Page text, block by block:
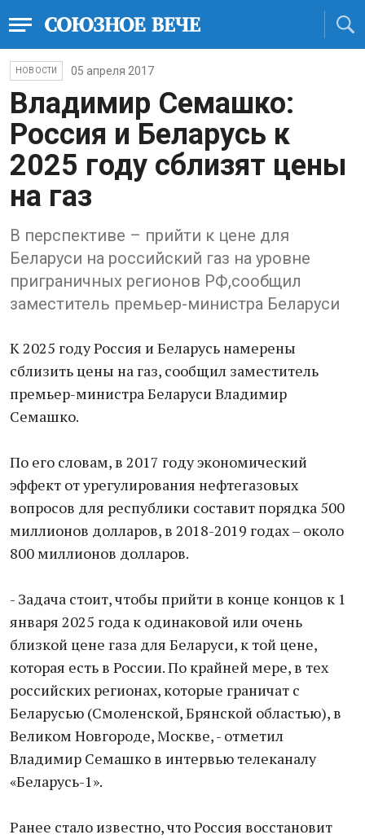
НОВОСТИ 05 апреля 2017
Владимир Семашко:
Россия и Беларусь к
2025 году сблизят цены
на газ
В перспективе – прийти к цене для
Беларуси на российский газ на уровне
приграничных регионов РФ,сообщил
заместитель премьер-министра Беларуси
К 2025 году Россия и Беларусь намерены
сблизить цены на газ, сообщил заместитель
премьер-министра Беларуси Владимир
Семашко.
По его словам, в 2017 году экономический
эффект от урегулирования нефтегазовых
вопросов для республики составит порядка 500
миллионов долларов, в 2018-2019 годах – около
800 миллионов долларов.
- Задача стоит, чтобы прийти в конце концов к 1
января 2025 года к одинаковой или очень
близкой цене газа для Беларуси, к той цене,
которая есть в России. По крайней мере, в тех
российских регионах, которые граничат с
Беларусью (Смоленской, Брянской областью), в
Великом Новгороде, Москве, - отметил
Владимир Семашко в интервью телеканалу
«Беларусь-1».
Ранее стало известно, что Россия восстановит